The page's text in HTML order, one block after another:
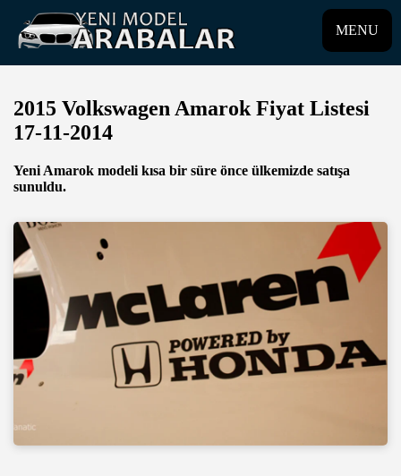
MENU
2015 Volkswagen Amarok Fiyat Listesi
17-11-2014
Yeni Amarok modeli kısa bir süre önce ülkemizde satışa
sunuldu.